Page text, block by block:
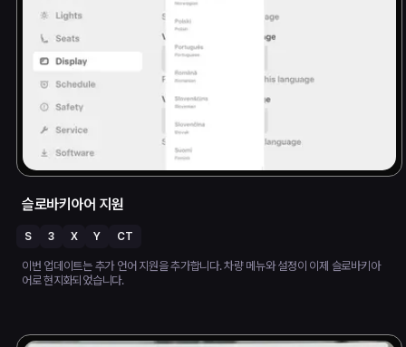
슬로바키아어 지원
S 3 X Y CT
이번 업데이트는 추가 언어 지원을 추가합니다. 차량 메뉴와 설정이 이제 슬로바키아
어로 현지화되었습니다.